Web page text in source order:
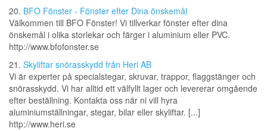
20. BFO Fönster - Fönster efter Dina önskemål
Välkommen till BFO Fönster! Vi tillverkar fönster efter dina
önskemål i olika storlekar och färger i aluminium eller PVC.
http://www.bfofonster.se
21. Skyliftar snörasskydd från Heri AB
Vi är experter på specialstegar, skruvar, trappor, flaggstänger och
snörasskydd. Vi har alltid ett välfyllt lager och levererar omgående
efter beställning. Kontakta oss när ni vill hyra
aluminiumställningar, stegar, bilar eller skyliftar. [...]
http://www.heri.se